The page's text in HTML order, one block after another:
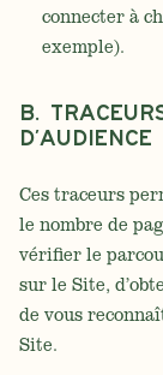
connecter à
exemple).
B.
d’audience
Ces traceurs
le nombre de
vérifier le
sur le Site,
de vous
Site.